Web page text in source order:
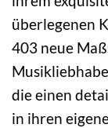
überlegenen
403 neue
die einen
in ihren